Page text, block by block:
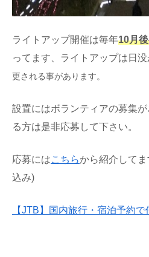
ライトアップ開催は毎年10月
ってます、ライトアップは日没
更される事があります。
設置にはボランティアの募集
る方は是非応募して下さい。
応募にはこちらから紹介して
込み)
【JTB】国内旅行・宿泊予約